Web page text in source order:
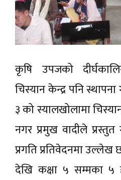
कृषि उपजको
चिस्यान केन्द्र पनि
३ को स्यालखोलामा
नगर प्रमुख वादीले
प्रगति प्रतिवेदनमा उल्लेख
देखि कक्षा ५ सम्मका